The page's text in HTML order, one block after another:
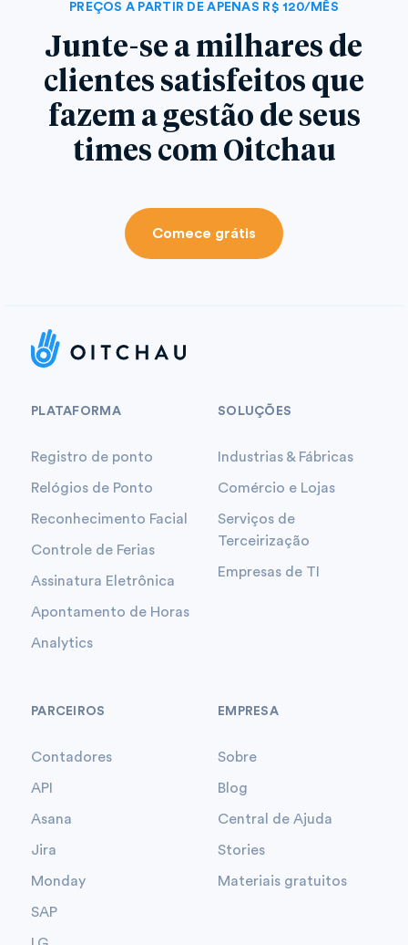
PREÇOS A PARTIR DE APENAS R$ 120/MÊS
Junte-se a milhares de
clientes satisfeitos que
fazem a gestão de seus
times com Oitchau
Comece grátis
PLATAFORMA
Registro de ponto
Relógios de Ponto
Reconhecimento Facial
Controle de Ferias
Assinatura Eletrônica
Apontamento de Horas
Analytics
SOLUÇÕES
Industrias & Fábricas
Comércio e Lojas
Serviços de
Terceirização
Empresas de TI
PARCEIROS
Contadores
API
Asana
Jira
Monday
SAP
EMPRESA
Sobre
Blog
Central de Ajuda
Stories
Materiais gratuitos